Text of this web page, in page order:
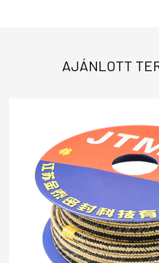
AJÁNLOTT